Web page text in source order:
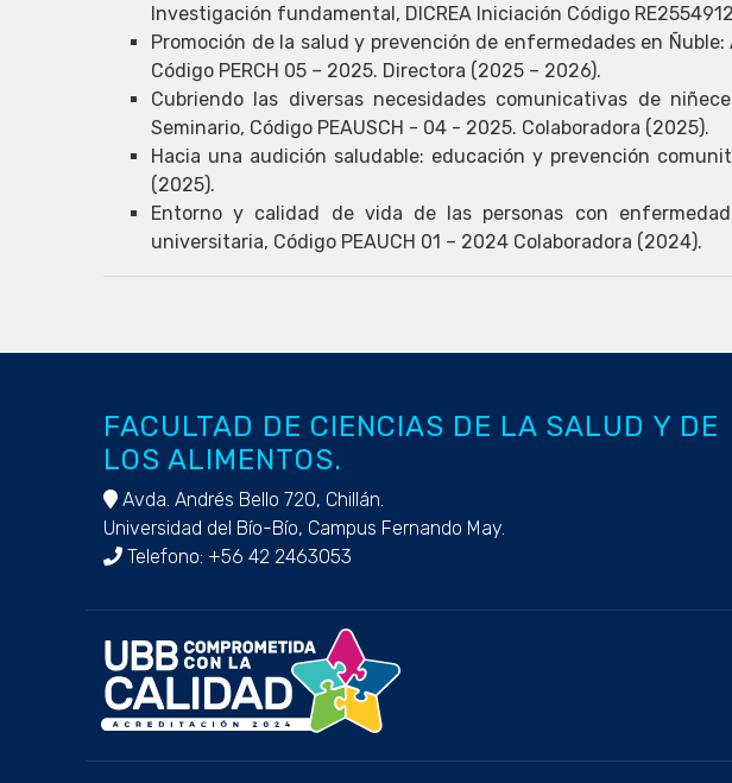
Investigación fundamental, DICREA Iniciación Código
Promoción de la salud y prevención de enfermedades en
Código PERCH 05 – 2025. Directora (2025 – 2026).
Cubriendo las diversas necesidades comunicativas de
Seminario, Código PEAUSCH - 04 - 2025. Colaboradora (2025).
Hacia una audición saludable: educación y prevención
(2025).
Entorno y calidad de vida de las personas con
universitaria, Código PEAUCH 01 – 2024 Colaboradora (2024).
FACULTAD DE CIENCIAS DE LA SALUD Y DE
LOS ALIMENTOS.
Avda. Andrés Bello 720, Chillán.
Universidad del Bío-Bío, Campus Fernando May.
Telefono: +56 42 2463053